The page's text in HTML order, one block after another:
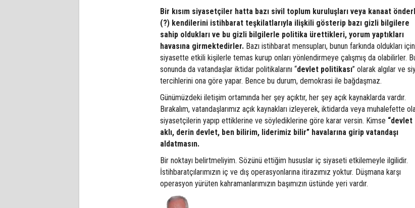
Bir kısım siyasetçiler hatta bazı sivil toplum kuruluşları veya kanaat
(?) kendilerini istihbarat teşkilatlarıyla ilişkili gösterip bazı gizli bilgilere
sahip oldukları ve bu gizli bilgilerle politika ürettikleri, yorum yaptıkları
havasına girmektedirler. Bazı istihbarat mensupları, bunun farkında oldukları için
siyasette etkili kişilerle temas kurup onları yönlendirmeye çalışmış da olabilirler.
sonunda da vatandaşlar iktidar politikalarını “devlet politikası” olarak algılar ve
tercihlerini ona göre yapar. Bence bu durum, demokrasi ile bağdaşmaz.
Günümüzdeki iletişim ortamında her şey açıktır, her şey açık kaynaklarda vardır.
Bırakalım, vatandaşlarımız açık kaynakları izleyerek, iktidarda veya muhalefette
siyasetçilerin yapıp ettiklerine ve söylediklerine göre karar versin. Kimse “devlet
aklı, derin devlet, ben bilirim, liderimiz bilir” havalarına girip vatandaşı
aldatmasın.
Bir noktayı belirtmeliyim. Sözünü ettiğim hususlar iç siyaseti etkilemeyle ilgilidir.
İstihbaratçılarımızın iç ve dış operasyonlarına itirazımız yoktur. Düşmana karşı
operasyon yürüten kahramanlarımızın başımızın üstünde yeri vardır.